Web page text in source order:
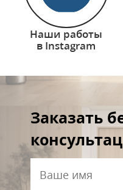
Наши работы
в Instagram
Заказать